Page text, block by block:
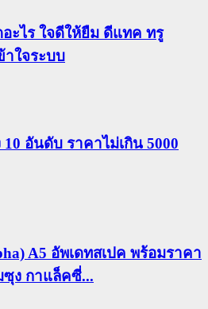
ะไร ใจดีให้ยืม ดีแทค ทรู
ใจระบบ
อันดับ ราคาไม่เกิน 5000
A5 อัพเดทสเปค พร้อมราคา
ซุง กาแล็คซี่...